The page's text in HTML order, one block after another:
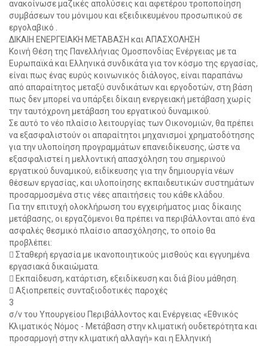
ανακοίνωσε μαζικές απολύσεις και αφετέρου τροποποίηση
συμβάσεων του μόνιμου και εξειδικευμένου προσωπικού σε
εργολαβικό .
ΔΙΚΑΙΗ ΕΝΕΡΓΕΙΑΚΗ ΜΕΤΑΒΑΣΗ και ΑΠΑΣΧΟΛΗΣΗ
Κοινή Θέση της Πανελλήνιας Ομοσπονδίας Ενέργειας με τα
Ευρωπαϊκά και Ελληνικά συνδικάτα για τον κόσμο της εργασίας,
είναι πως ένας ευρύς κοινωνικός διάλογος, είναι παραπάνω
από απαραίτητος μεταξύ συνδικάτων και εργοδοτών, στη βάση
πως δεν μπορεί να υπάρξει δίκαιη ενεργειακή μετάβαση χωρίς
την ταυτόχρονη μετάβαση του εργατικού δυναμικού.
Σε αυτό το νέο πλαίσιο λειτουργίας των Οικονομιών, θα πρέπει
να εξασφαλιστούν οι απαραίτητοι μηχανισμοί χρηματοδότησης
για την υλοποίηση προγραμμάτων επανειδίκευσης, ώστε να
εξασφαλιστεί η μελλοντική απασχόληση του σημερινού
εργατικού δυναμικού, ειδίκευσης για την δημιουργία νέων
θέσεων εργασίας, και υλοποίησης εκπαιδευτικών συστημάτων
προσαρμοσμένα στις νέες απαιτήσεις του κάθε κλάδου.
Για την επιτυχή ολοκλήρωση του εγχειρήματος μιας δίκαιης
μετάβασης, οι εργαζόμενοι θα πρέπει να περιβάλλονται από ένα
ασφαλές θεσμικό πλαίσιο απασχόλησης, το οποίο θα
προβλέπει:
 Σταθερή εργασία με ικανοποιητικούς μισθούς και εγγυημένα
εργασιακά δικαιώματα.
 Εκπαίδευση, κατάρτιση, εξειδίκευση και διά βίου μάθηση.
 Αξιοπρεπείς συνταξιοδοτικές παροχές
3
σ/ν του Υπουργείου Περιβάλλοντος και Ενέργειας «Εθνικός
Κλιματικός Νόμος - Μετάβαση στην κλιματική ουδετερότητα και
προσαρμογή στην κλιματική αλλαγή» και η Ελληνική